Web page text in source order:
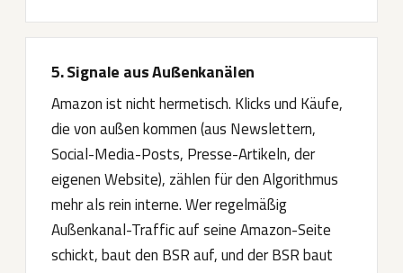
5. Signale aus Außenkanälen
Amazon ist nicht hermetisch. Klicks und Käufe,
die von außen kommen (aus Newslettern,
Social-Media-Posts, Presse-Artikeln, der
eigenen Website), zählen für den Algorithmus
mehr als rein interne. Wer regelmäßig
Außenkanal-Traffic auf seine Amazon-Seite
schickt, baut den BSR auf, und der BSR baut